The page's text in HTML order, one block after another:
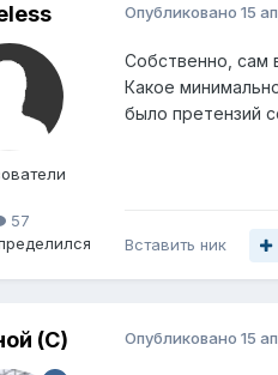
57
Опубликовано 15
Собственно, сам
Какое
было претензий
Вставить ник
(С) Опубликовано 15